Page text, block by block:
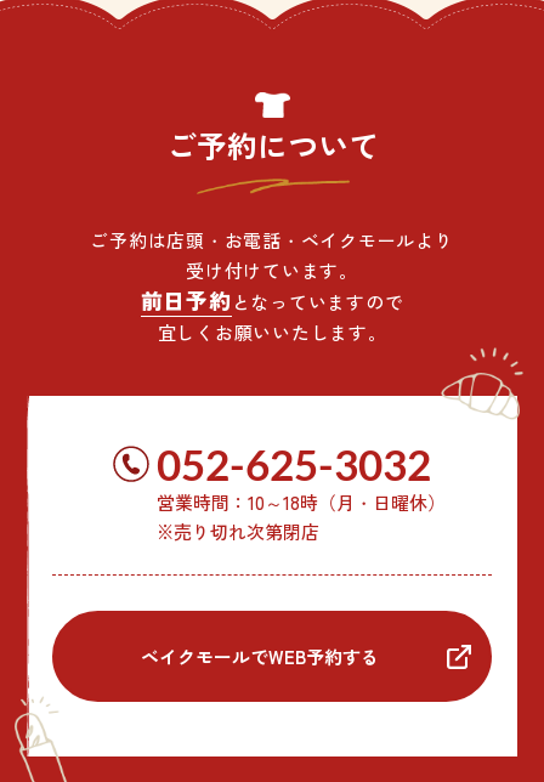
ご予約について
ご予約は店頭・お電話・ベイクモールより
受け付けています。
前日予約 となっていますので
宜しくお願いいたします。
052-625-3032
営業時間：10～18時（月・日曜休）
※売り切れ次第閉店
ベイクモールでWEB予約する